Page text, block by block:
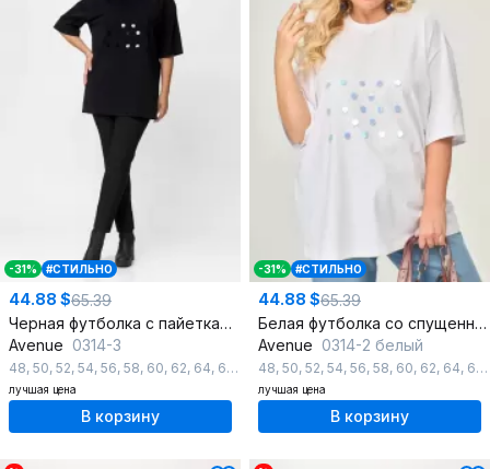
-31% #СТИЛЬНО
44.88 $65.39
Черная футболка с пайетками на свободном силуэте
Avenue 0314-3
48, 50, 52, 54, 56, 58, 60, 62, 64, 66 , ,70,72
лучшая цена
В корзину
-31% #СТИЛЬНО
44.88 $65.39
Белая футболка со спущенным рукавом и пайетками
Avenue 0314-2 белый
48, 50, 52, 54, 56, 58, 60, 62, 64, 66 ,
лучшая цена
В корзину